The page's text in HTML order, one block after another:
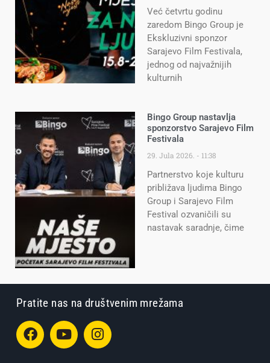
Već četvrtu godinu
zaredom Bingo Group je
Ekskluzivni sponzor
Sarajevo Film Festivala,
jednog od najvažnijih
kulturnih
Bingo Group nastavlja
sponzorstvo Sarajevo Film
Festivala
29. Jula 2026. 11:38
Partnerstvo koje kulturu
približava ljudima Bingo
Group i Sarajevo Film
Festival ozvaničili su
nastavak saradnje, čime
Pratite nas na društvenim mrežama